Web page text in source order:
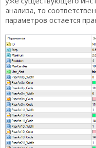
анализа, то
параметров остается